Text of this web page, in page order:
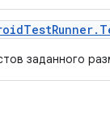
TestRunner.
заданного